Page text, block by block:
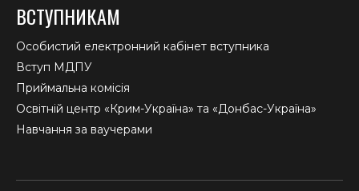
ВСТУПНИКАМ
Особистий електронний кабінет вступника
Вступ МДПУ
Приймальна комісія
Освітній центр «Крим-Україна» та «Донбас-Україна»
Навчання за ваучерами